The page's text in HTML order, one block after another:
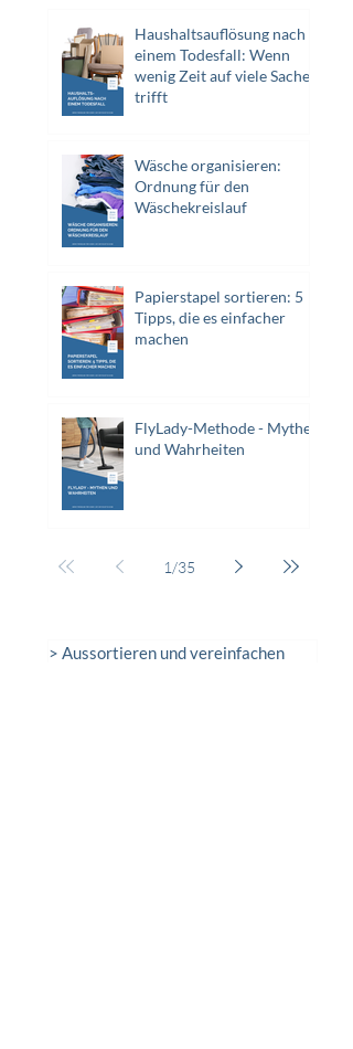
Haushaltsauflösung nach
einem Todesfall: Wenn
wenig Zeit auf viele Sachen
trifft
Wäsche organisieren:
Ordnung für den
Wäschekreislauf
Papierstapel sortieren: 5
Tipps, die es einfacher
machen
FlyLady-Methode - Mythen
und Wahrheiten
1 /35
> Aussortieren und vereinfachen